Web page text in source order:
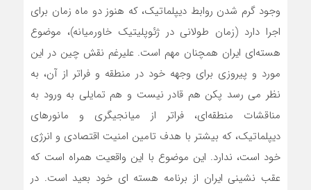
وجود گرم شدن روابط دیپلماتیک، که هنوز دو ماه زمان برای
اجرا دارد (زمان طولانی در ژئوپلیتیک خاورمیانه)، موضوع
هسته‌ای ایران همچنان مهم است. علیرغم نقش چین در این
مورد و پیروزی برای وجهه خود در منطقه و فراتر از آن، به
نظر می رسد پکن هم قادر نیست و هم تمایلی به ورود به
مناقشات منطقه‌ای، فراتر از میانجیگری و مانورهای
دیپلماتیک، که بیشتر با هدف تامین امنیت اقتصادی و انرژی
خود است، ندارد. این موضوع با این واقعیت همراه است که
عقب نشینی ایران از برنامه هسته ای خود بعید است. در